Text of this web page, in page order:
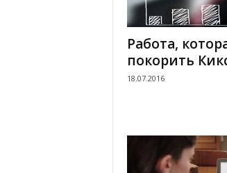
Работа,
покорить
18.07.2016